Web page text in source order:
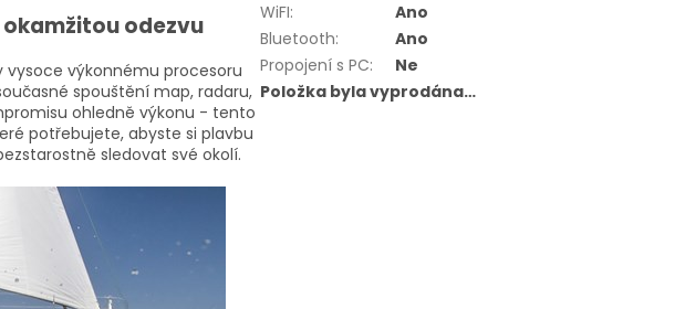
odezvu
výkonnému procesoru
spouštění map, radaru,
ohledně výkonu - tento
potřebujete, abyste si plavbu
sledovat své okolí.
WiFI:
Ano
Bluetooth:
Ano
Propojení s PC:
Ne
Položka byla vyprodána…